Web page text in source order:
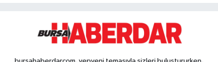
bursahaberdarcom, yepyeni temasıyla sizleri buluştururken,